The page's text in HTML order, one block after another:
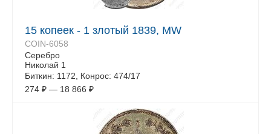
15 копеек - 1 злотый 1839, MW
COIN-6058
Серебро
Николай 1
Биткин: 1172, Конрос: 474/17
274 ₽ — 18 866 ₽